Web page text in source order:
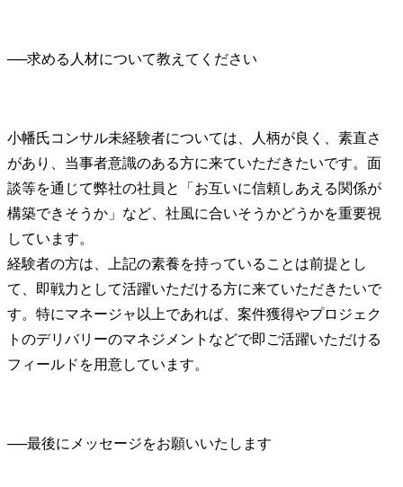
──
小幡氏コンサル未経験者については、人柄が良く、素直さ
があり、当事者意識のある方に来ていただきたいです。面
談等を通じて弊社の社員と「お互いに信頼しあえる関係が
構築できそうか」など、社風に合いそうかどうかを重要視
しています。
経験者の方は、上記の素養を持っていることは前提とし
て、即戦力として活躍いただける方に来ていただきたいで
す。特にマネージャ以上であれば、案件獲得やプロジェク
トのデリバリーのマネジメントなどで即ご活躍いただける
フィールドを用意しています。
──